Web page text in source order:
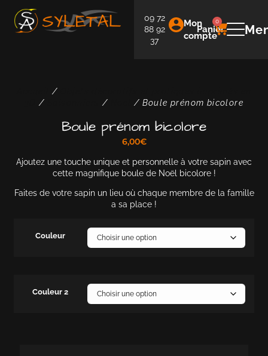
09 72
88 92
37
Mon
compte
Panier
0
/
/ / / Boule prénom bicolore
Boule prénom bicolore
6,00€
Ajoutez une touche unique et personnelle à votre sapin avec
cette magnifique boule de Noël bicolore !
Faites de votre sapin un lieu où chaque membre de la famille
a sa place !
Couleur
Couleur 2